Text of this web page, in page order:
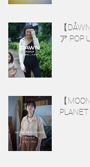
【
ア POP
【
PLANET